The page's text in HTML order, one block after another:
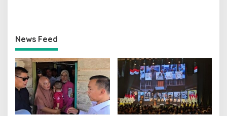
News Feed